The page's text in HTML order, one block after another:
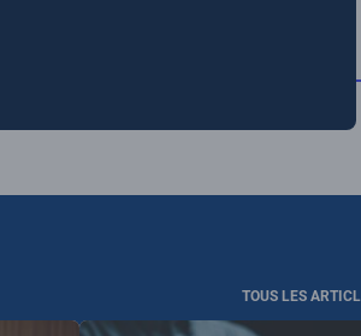
TOUS LES